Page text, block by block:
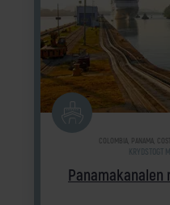
Panamakanalen
COLOMBIA, PANAMA,
KRYDSTOGT